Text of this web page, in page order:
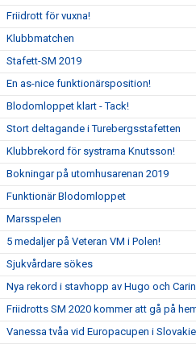
Friidrott för vuxna!
Klubbmatchen
Stafett-SM 2019
En as-nice funktionärsposition!
Blodomloppet klart - Tack!
Stort deltagande i Turebergsstafetten
Klubbrekord för systrarna Knutsson!
Bokningar på utomhusarenan 2019
Funktionär Blodomloppet
Marsspelen
5 medaljer på Veteran VM i Polen!
Sjukvårdare sökes
Nya rekord i stavhopp av Hugo och
Friidrotts SM 2020 kommer att gå på
Vanessa tvåa vid Europacupen i